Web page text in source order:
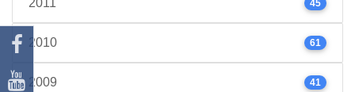
45
2010 61
2009 41